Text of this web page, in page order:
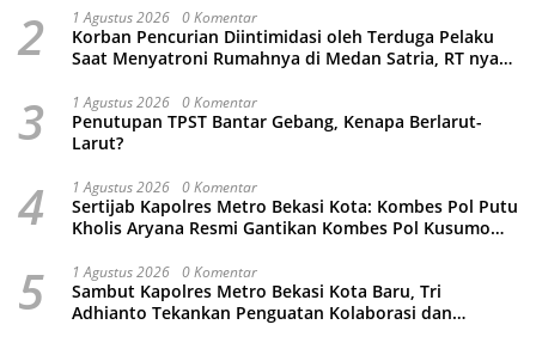
2 1 Agustus 2026 0 Komentar
Korban Pencurian Diintimidasi oleh Terduga Pelaku
Saat Menyatroni Rumahnya di Medan Satria, RT nya
3 1 Agustus 2026 0 Komentar
Penutupan TPST Bantar Gebang, Kenapa Berlarut-
Larut?
4 1 Agustus 2026 0 Komentar
Sertijab Kapolres Metro Bekasi Kota: Kombes Pol Putu
Kholis Aryana Resmi Gantikan Kombes Pol Kusumo
5 1 Agustus 2026 0 Komentar
Sambut Kapolres Metro Bekasi Kota Baru, Tri
Adhianto Tekankan Penguatan Kolaborasi dan